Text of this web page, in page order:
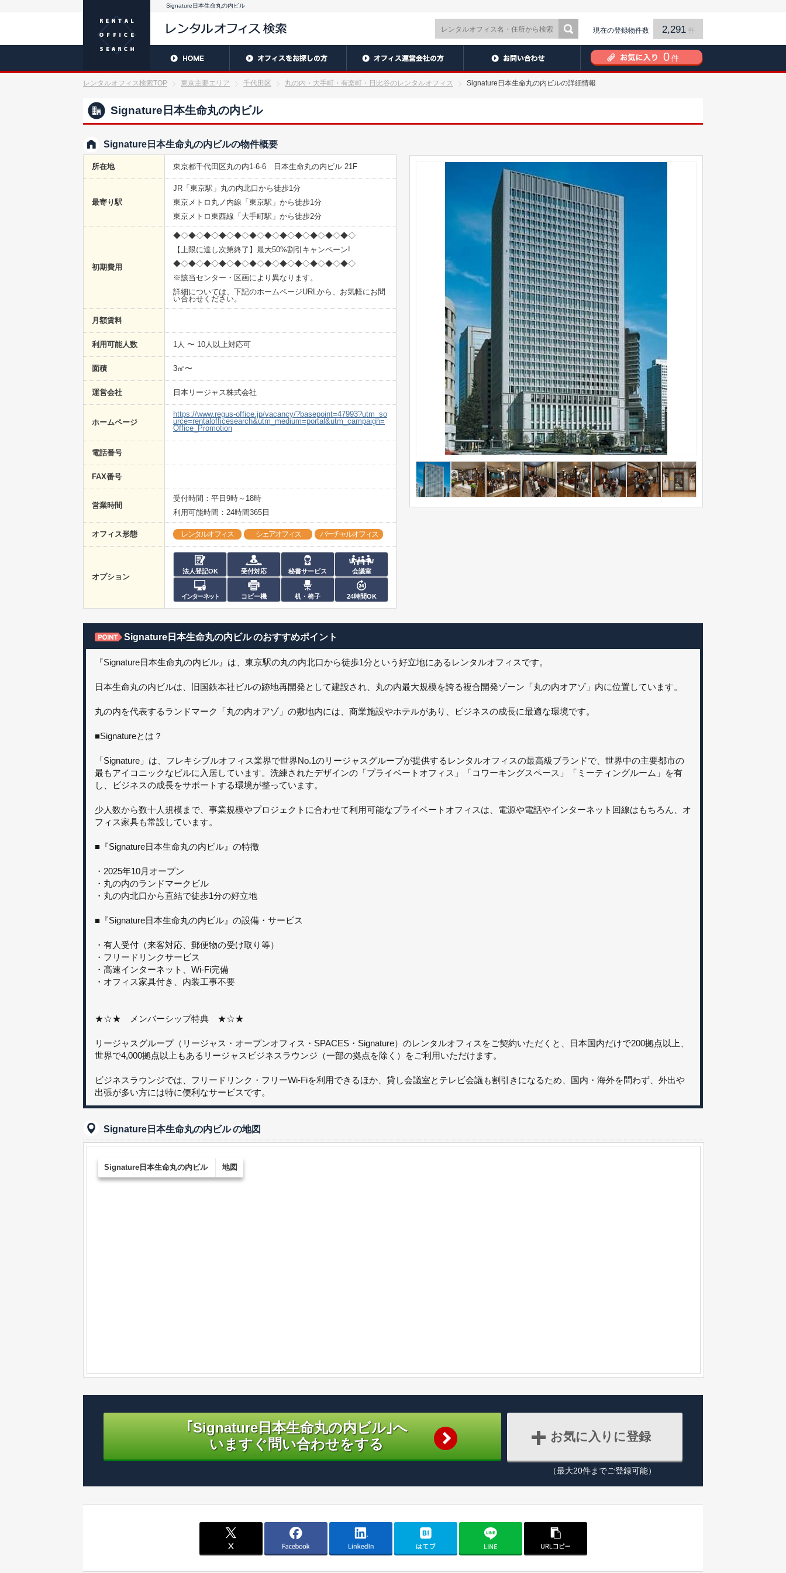
Signature日本生命丸の内ビル
現在の登録物件数 2,291 件
0 件
レンタルオフィス検索TOP 東京主要エリア 千代田区 丸の内・大手町・有楽町・日比谷のレンタルオフィス Signature日本生命丸の内ビルの詳細情報
Signature日本生命丸の内ビル
Signature日本生命丸の内ビルの物件概要
所在地 東京都千代田区丸の内1-6-6 日本生命丸の内ビル 21F
最寄り駅
JR「東京駅」丸の内北口から徒歩1分
東京メトロ丸ノ内線「東京駅」から徒歩1分
東京メトロ東西線「大手町駅」から徒歩2分
初期費用
◆◇◆◇◆◇◆◇◆◇◆◇◆◇◆◇◆◇◆◇◆◇◆◇
【上限に達し次第終了】最大50%割引キャンペーン!
◆◇◆◇◆◇◆◇◆◇◆◇◆◇◆◇◆◇◆◇◆◇◆◇
※該当センター・区画により異なります。
詳細については、下記のホームページURLから、お気軽にお問
い合わせください。
月額賃料
利用可能人数 1人 〜 10人以上対応可
面積 3㎡〜
運営会社 日本リージャス株式会社
ホームページ
https://www.regus-office.jp/vacancy/?basepoint=47993?utm_so
urce=rentalofficesearch&utm_medium=portal&utm_campaign=
Office_Promotion
電話番号
FAX番号
営業時間
受付時間：平日9時～18時
利用可能時間：24時間365日
オフィス形態 レンタルオフィス シェアオフィス バーチャルオフィス
オプション
法人登記OK 受付対応 秘書サービス 会議室
インターネット コピー機 机・椅子 24時間OK
Signature日本生命丸の内ビルのおすすめポイント
『Signature日本生命丸の内ビル』は、東京駅の丸の内北口から徒歩1分という好立地にあるレンタルオフィスです。
日本生命丸の内ビルは、旧国鉄本社ビルの跡地再開発として建設され、丸の内最大規模を誇る複合開発ゾーン「丸の内オアゾ」内に位置しています。
丸の内を代表するランドマーク「丸の内オアゾ」の敷地内には、商業施設やホテルがあり、ビジネスの成長に最適な環境です。
■Signatureとは？
「Signature」は、フレキシブルオフィス業界で世界No.1のリージャスグループが提供するレンタルオフィスの最高級ブランドで、世界中の主要都市の
最もアイコニックなビルに入居しています。洗練されたデザインの「プライベートオフィス」「コワーキングスペース」「ミーティングルーム」を有
し、ビジネスの成長をサポートする環境が整っています。
少人数から数十人規模まで、事業規模やプロジェクトに合わせて利用可能なプライベートオフィスは、電源や電話やインターネット回線はもちろん、オ
フィス家具も常設しています。
■『Signature日本生命丸の内ビル』の特徴
・2025年10月オープン
・丸の内のランドマークビル
・丸の内北口から直結で徒歩1分の好立地
■『Signature日本生命丸の内ビル』の設備・サービス
・有人受付（来客対応、郵便物の受け取り等）
・フリードリンクサービス
・高速インターネット、Wi-Fi完備
・オフィス家具付き、内装工事不要
★☆★ メンバーシップ特典 ★☆★
リージャスグループ（リージャス・オープンオフィス・SPACES・Signature）のレンタルオフィスをご契約いただくと、日本国内だけで200拠点以上、
世界で4,000拠点以上もあるリージャスビジネスラウンジ（一部の拠点を除く）をご利用いただけます。
ビジネスラウンジでは、フリードリンク・フリーWi-Fiを利用できるほか、貸し会議室とテレビ会議も割引きになるため、国内・海外を問わず、外出や
出張が多い方には特に便利なサービスです。
Signature日本生命丸の内ビルの地図
Signature日本生命丸の内ビル 地図
｢Signature日本生命丸の内ビル｣へ
いますぐ問い合わせをする
お気に入りに登録
（最大20件までご登録可能）